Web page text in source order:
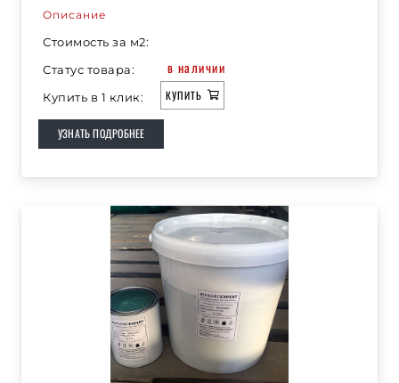
Описание
Стоимость за м2:
Статус товара:
в наличии
Купить в 1 клик: КУПИТЬ
УЗНАТЬ ПОДРОБНЕЕ